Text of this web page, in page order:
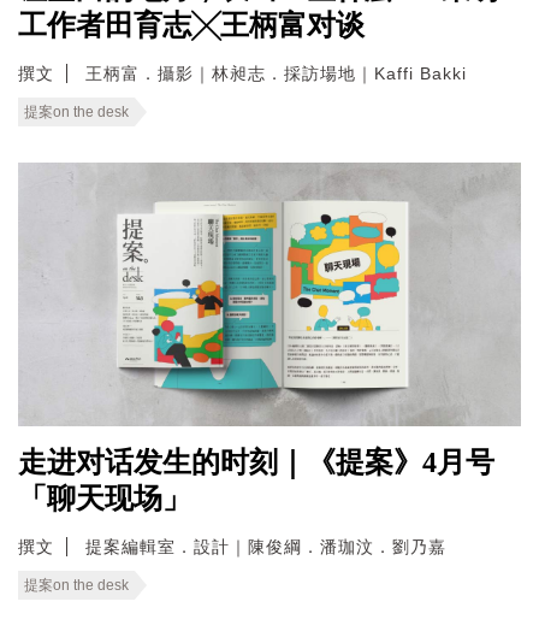
工作者田育志╳王柄富对谈
撰文 王柄富．攝影｜林昶志．採訪場地｜Kaffi Bakki
提案on the desk
走进对话发生的时刻｜《提案》4月号
「聊天现场」
撰文 提案編輯室．設計｜陳俊綱．潘珈汶．劉乃嘉
提案on the desk